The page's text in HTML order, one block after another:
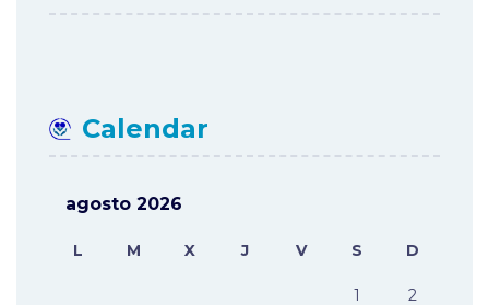
Calendar
agosto 2026
L M X J V S D
1 2